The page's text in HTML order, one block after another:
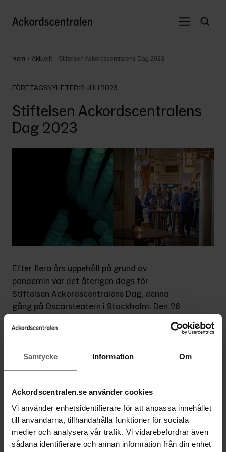
Samtycke Information Om
Ackordscentralen.se använder cookies
Vi använder enhetsidentifierare för att anpassa innehållet
till användarna, tillhandahålla funktioner för sociala
medier och analysera vår trafik. Vi vidarebefordrar även
sådana identifierare och annan information från din enhet
Hem Aktuellt Stiftelsen Ackordscentralens Dag 2023
FÖRETAGSNYHETER12 JULI 2023
Stiftelsen Ackordscentralens
Dag 2023
Efter flera års uppehåll på grund av
pandemin var det återigen dags för
Stiftelsen Ackordscentralens Dag, denna
gång på Oscarsteatern i Stockholm. Den 26
intressanta ämnen. Klas Eklund och Annika
respektive Sverige, och Henrik Braconier om
fastighetsbranschens utmaningar.
Dessutom kunde vi lyssna till två
paneldebatter, en om styrelsearbete och
omvärldsbevakning och en om den nya
rekonstruktionslagstiftningen.
Avslutningstalare var inspiratören Nicholas